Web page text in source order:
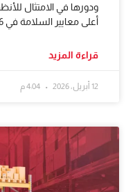
ودورها في الامتثال
أعلى معايير السلامة في 2026 مع شركة الدعم الطبي.
قراءة المزيد
4:04 م